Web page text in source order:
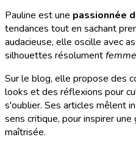
Pauline est une passionnée
tendances tout en sachant
audacieuse, elle oscille avec
silhouettes résolumentfemme
Sur le blog, elle propose des
looks et des réflexions pour
s'oublier. Ses articles mêlent
sens critique, pour inspirer
maîtrisée.